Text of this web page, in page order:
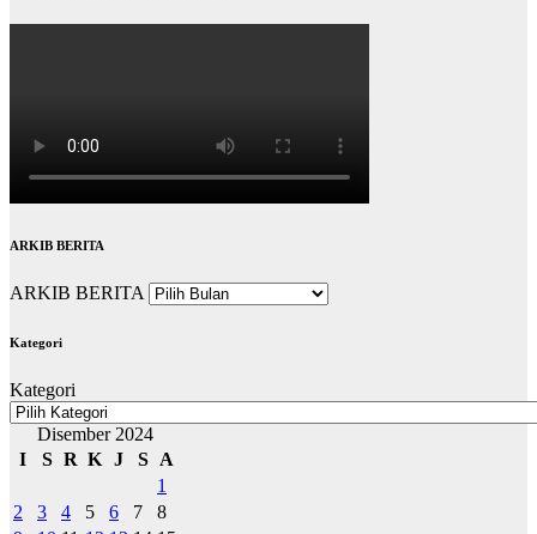
ARKIB BERITA
ARKIB BERITA
Kategori
Kategori
Disember 2024
I
S R K J S
A
1
2
3 4 5 6 7
8